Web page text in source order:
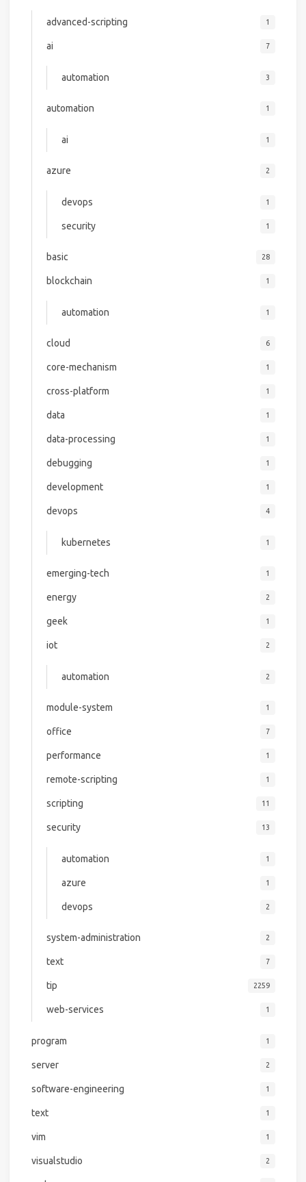
advanced-scripting 1
ai 7
automation 3
automation 1
ai 1
azure 2
devops 1
security 1
basic 28
blockchain 1
automation 1
cloud 6
core-mechanism 1
cross-platform 1
data 1
data-processing 1
debugging 1
development 1
devops 4
kubernetes 1
emerging-tech 1
energy 2
geek 1
iot 2
automation 2
module-system 1
office 7
performance 1
remote-scripting 1
scripting 11
security 13
automation 1
azure 1
devops 2
system-administration 2
text 7
tip 2259
web-services 1
program 1
server 2
software-engineering 1
text 1
vim 1
visualstudio 2